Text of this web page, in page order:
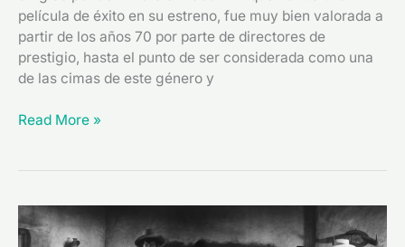
película de éxito en su estreno, fue muy bien valorada a
partir de los años 70 por parte de directores de
prestigio, hasta el punto de ser considerada como una
de las cimas de este género y
Read More »
“La
diligencia”